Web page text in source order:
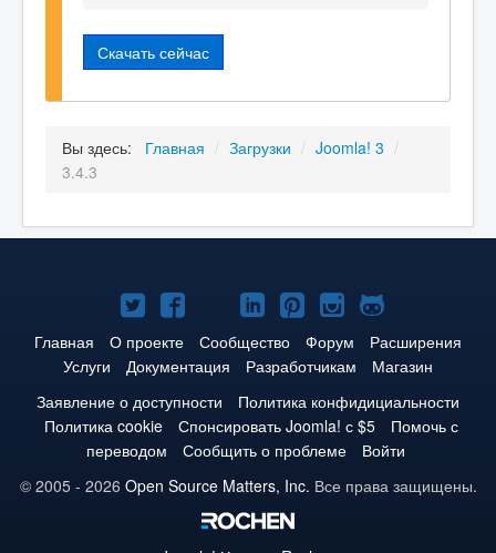
Скачать сейчас
Вы здесь: Главная / Загрузки / Joomla! 3 /
3.4.3
Joomla!
в
Твиттере
Joomla!
в
Facebook
Joomla!
в
YouTube
Joomla!
в
LinkedIn
Joomla!
в
Pinterest
Joomla!
в
Instagram
Joomla!
на
GitHub
Главная О проекте Сообщество Форум
Расширения
Услуги
Документация Разработчикам
Магазин
Заявление о доступности
Политика конфидициальности
Политика cookie
Спонсировать Joomla! с $5
Помочь с
переводом
Сообщить о проблеме
Войти
© 2005 - 2026 Open Source Matters, Inc. Все права защищены.